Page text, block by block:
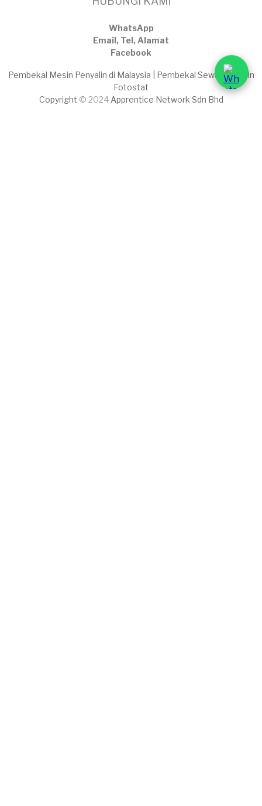
WhatsApp
Email, Tel, Alamat
Facebook
Pembekal Mesin Penyalin di Malaysia | Pembekal Sewaan Mesin
Fotostat
Copyright © 2024 Apprentice Network Sdn Bhd